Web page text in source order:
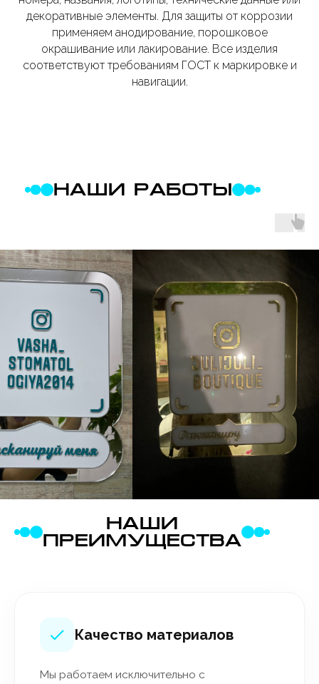
декоративные элементы. Для защиты от коррозии
применяем анодирование, порошковое
окрашивание или лакирование. Все изделия
соответствуют требованиям ГОСТ к маркировке и
навигации.
НАШИ РАБОТЫ
НАШИ
ПРЕИМУЩЕСТВА
Качество материалов
Мы работаем исключительно с